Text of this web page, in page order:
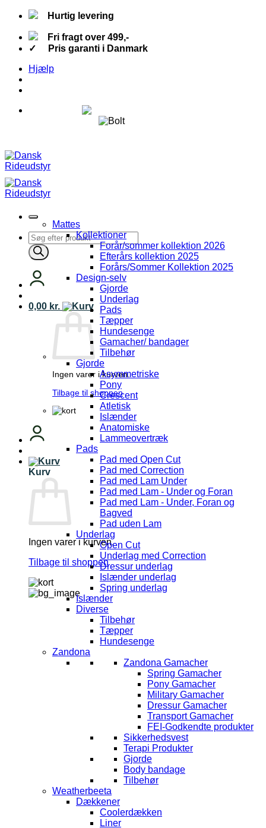
Fortsæt
indhold
Hurtig levering
Fri fragt over 499,-
✓ Pris garanti i Danmark
Hjælp
Hurtig levering
Products
search
0,00 kr.
Ingen varer i kurven.
Tilbage til shoppen
Kurv
Ingen varer i kurven.
Tilbage til shoppen
Mattes
Kollektioner
Forår/sommer kollektion 2026
Efterårs kollektion 2025
Forårs/Sommer Kollektion 2025
Design-selv
Gjorde
Underlag
Pads
Tæpper
Hundesenge
Gamacher/ bandager
Tilbehør
Gjorde
Asymmetriske
Pony
Crescent
Atletisk
Islænder
Anatomiske
Lammeovertræk
Pads
Pad med Open Cut
Pad med Correction
Pad med Lam Under
Pad med Lam - Under og Foran
Pad med Lam - Under, Foran og
Bagved
Pad uden Lam
Underlag
Open Cut
Underlag med Correction
Dressur underlag
Islænder underlag
Spring underlag
Islænder
Diverse
Tilbehør
Tæpper
Hundesenge
Zandona
Zandona Gamacher
Spring Gamacher
Pony Gamacher
Military Gamacher
Dressur Gamacher
Transport Gamacher
FEI-Godkendte produkter
Sikkerhedsvest
Terapi Produkter
Gjorde
Body bandage
Tilbehør
Weatherbeeta
Dækkener
Coolerdækken
Liner